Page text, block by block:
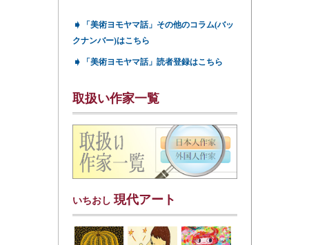
➧
「美術ヨモヤマ話」その他のコラム(バッ
クナンバー)はこちら
➧ 「美術ヨモヤマ話」読者登録はこちら
取扱い作家一覧
いちおし 現代アート